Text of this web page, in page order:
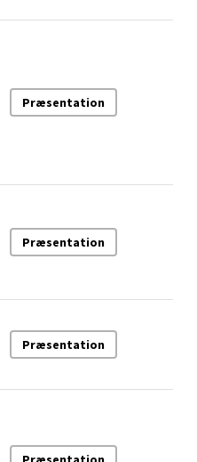
Præsentation
Præsentation
Præsentation